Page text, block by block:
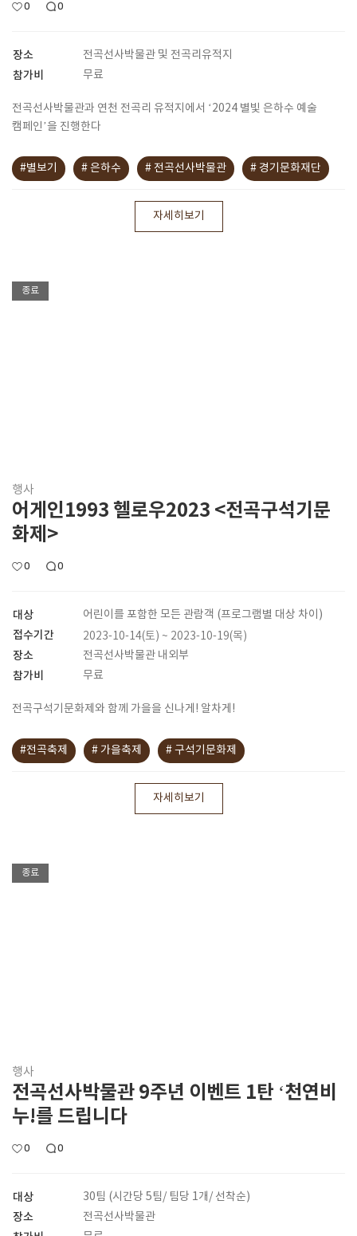
0 0
장소 전곡선사박물관 및 전곡리유적지
참가비 무료
전곡선사박물관과 연천 전곡리 유적지에서 ‘2024 별빛 은하수 예술
캠페인’을 진행한다
#별보기 # 은하수 # 전곡선사박물관 # 경기문화재단
자세히보기
종료
행사
어게인1993 헬로우2023 <전곡구석기문
화제>
0 0
대상 어린이를 포함한 모든 관람객 (프로그램별 대상 차이)
접수기간 2023-10-14(토) ~ 2023-10-19(목)
장소 전곡선사박물관 내외부
참가비 무료
전곡구석기문화제와 함께 가을을 신나게! 알차게!
#전곡축제 # 가을축제 # 구석기문화제
자세히보기
종료
행사
전곡선사박물관 9주년 이벤트 1탄 ‘천연비
누!를 드립니다
0 0
대상 30팀 (시간당 5팀/ 팀당 1개/ 선착순)
장소 전곡선사박물관